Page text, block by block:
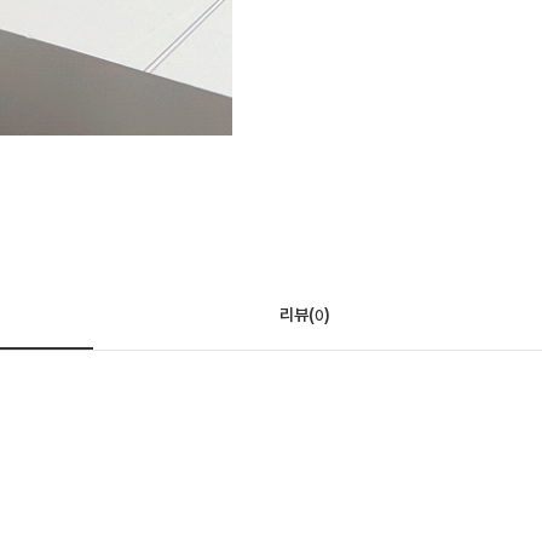
리뷰(0)